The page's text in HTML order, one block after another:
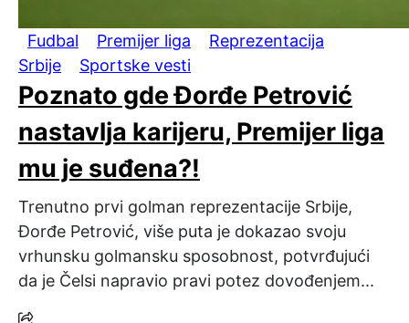
Fudbal Premijer liga
Reprezentacija
Srbije
Sportske vesti
Poznato gde Đorđe Petrović
nastavlja karijeru, Premijer liga
mu je suđena?!
Trenutno prvi golman reprezentacije Srbije,
Đorđe Petrović, više puta je dokazao svoju
vrhunsku golmansku sposobnost, potvrđujući
da je Čelsi napravio pravi potez dovođenjem...